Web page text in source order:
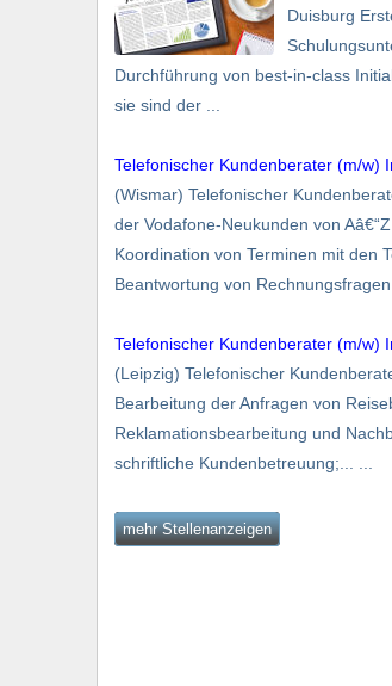
Duisburg
Durchführung von best-in-class
sie sind der ...
Telefonischer Kundenberater (m/w)
(Wismar) Telefonischer
der Vodafone-Neukunden von
Koordination von Terminen mit den
Beantwortung von
Telefonischer Kundenberater (m/w)
(Leipzig) Telefonischer
Bearbeitung der Anfragen von
Reklamationsbearbeitung und
schriftliche Kundenbetreuung;... ...
mehr Stellenanzeigen